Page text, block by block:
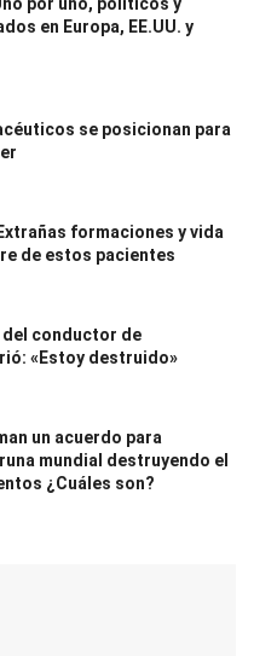
en Europa, EE.UU. y
se posicionan para
formaciones y vida
de estos pacientes
del conductor de
«Estoy destruido»
un acuerdo para
mundial destruyendo el
¿Cuáles son?